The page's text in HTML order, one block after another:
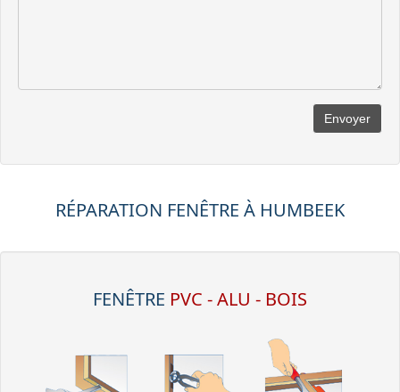
Envoyer
RÉPARATION FENÊTRE À HUMBEEK
FENÊTRE PVC - ALU - BOIS